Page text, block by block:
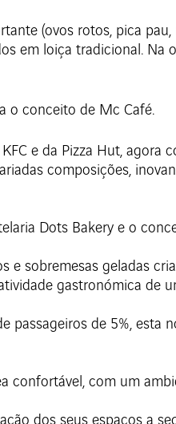
(ovos rotos, pica pau,
em loiça tradicional. Na
o conceito de Mc Café.
e da Pizza Hut, agora
composições,
Dots Bakery e o
e sobremesas geladas
gastronómica de
de 5%, esta
com um